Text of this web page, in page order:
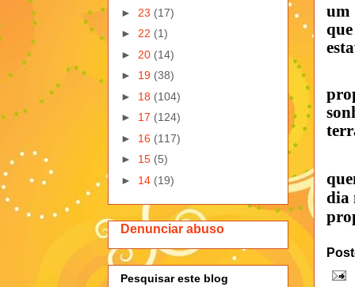
um
dia
► 23 (17)
► 22 (1)
► 20 (14)
► 19 (38)
► 18 (104)
► 17 (124)
► 16 (117)
► 15 (5)
► 14 (19)
Denunciar abuso
Pesquisar este blog